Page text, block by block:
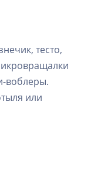
тесто,
воблеры.
или